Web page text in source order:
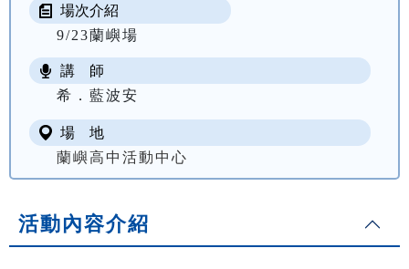
場次介紹
9/23蘭嶼場
講 師
希．藍波安
場 地
蘭嶼高中活動中心
活動內容介紹